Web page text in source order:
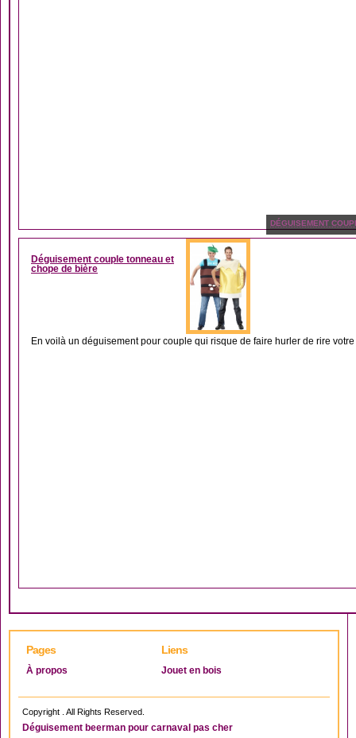
DÉGUISEMENT
Déguisement couple tonneau et
chope de bière
En voilà un déguisement pour couple qui risque de faire hurler de rire
Pages
À propos
Liens
Jouet en bois
Copyright . All Rights Reserved.
Déguisement beerman pour carnaval pas cher